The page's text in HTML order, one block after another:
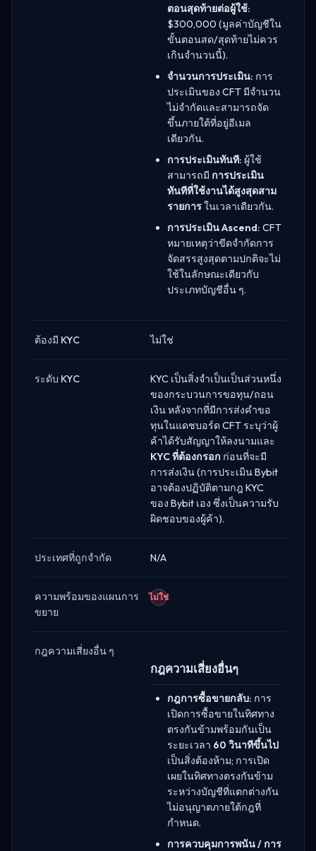
ตอนสุดท้ายต่อผู้ใช้:
$300,000 (มูลค่าบัญชีใน
ขั้นตอนสด/สุดท้ายไม่ควร
เกินจำนวนนี้).
จำนวนการประเมิน: การ
ประเมินของ CFT มีจำนวน
ไม่จำกัดและสามารถจัด
ขึ้นภายใต้ที่อยู่อีเมล
เดียวกัน.
การประเมินทันที: ผู้ใช้
สามารถมี การประเมิน
ทันทีที่ใช้งานได้สูงสุดสาม
รายการในเวลาเดียวกัน.
การประเมิน Ascend: CFT
หมายเหตุว่าขีดจำกัดการ
จัดสรรสูงสุดตามปกติจะไม่
ใช้ในลักษณะเดียวกับ
ประเภทบัญชีอื่น ๆ.
ต้องมี KYC ไม่ใช่
ระดับ KYC
KYC เป็นสิ่งจำเป็นเป็นส่วนหนึ่ง
ของกระบวนการขอทุน/ถอน
เงิน หลังจากที่มีการส่งคำขอ
ทุนในแดชบอร์ด CFT ระบุว่าผู้
ค้าได้รับสัญญาให้ลงนามและ
KYC ที่ต้องกรอก ก่อนที่จะมี
การส่งเงิน (การประเมิน Bybit
อาจต้องปฏิบัติตามกฎ KYC
ของ Bybit เอง ซึ่งเป็นความรับ
ผิดชอบของผู้ค้า).
ประเทศที่ถูกจำกัด N/A
ความพร้อมของแผนการ
ขยาย
ไม่ใช่
กฎความเสี่ยงอื่น ๆ
กฎความเสี่ยงอื่นๆ
กฎการซื้อขายกลับ: การ
เปิดการซื้อขายในทิศทาง
ตรงกันข้ามพร้อมกันเป็น
ระยะเวลา 60 วินาทีขึ้นไป
เป็นสิ่งต้องห้าม; การเปิด
เผยในทิศทางตรงกันข้าม
ระหว่างบัญชีที่แตกต่างกัน
ไม่อนุญาตภายใต้กฎที่
กำหนด.
การควบคุมการพนัน / การ